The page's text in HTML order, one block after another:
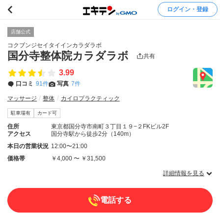
ログイン・登録
店舗公式
コクブンジセイタイインカラダラボ
国分寺整体院カラダラボ 共有
3.99
口コミ 91件 写真 7件
マッサージ 整体 カイロプラクティック
駐車場有 カード可
住所
東京都国分寺市南町３丁目１９−２FKビル2F
アクセス
国分寺駅から徒歩2分（140m）
本日の営業状況 12:00〜21:00
価格帯
￥4,000 〜 ￥31,500
詳細情報を見る
電話する